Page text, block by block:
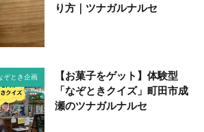
り方｜ツナガルナルセ
ぞとき企画
【お菓子をゲット】体験型
「なぞときクイズ」町田市成
瀬のツナガルナルセ